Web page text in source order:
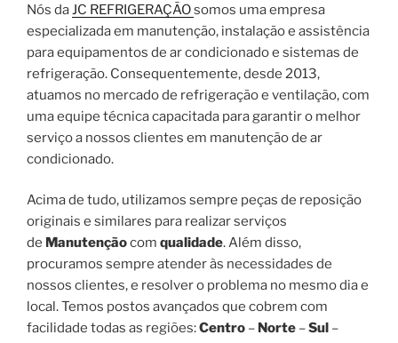
Nós daJC REFRIGERAÇÃOsomos uma empresa
especializada em manutenção, instalação e assistência
para equipamentos de ar condicionado e sistemas de
refrigeração. Consequentemente, desde 2013,
atuamos no mercado de refrigeração e ventilação, com
uma equipe técnica capacitada para garantir o melhor
serviço a nossos clientes em manutenção de ar
condicionado.
Acima de tudo, utilizamos sempre peças de reposição
originais e similares para realizar serviços
de Manutençãocom qualidade. Além disso,
procuramos sempre atender às necessidades de
nossos clientes, e resolver o problema no mesmo dia e
local. Temos postos avançados que cobrem com
facilidade todas as regiões:Centro – Norte –Sul –